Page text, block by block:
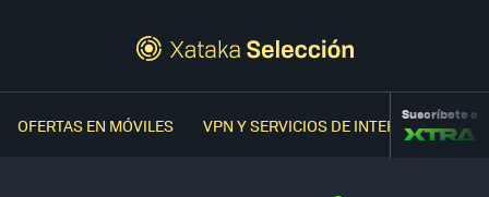
OFERTAS EN MÓVILES VPN Y SERVICIOS DE INTERNETSuscríbete a